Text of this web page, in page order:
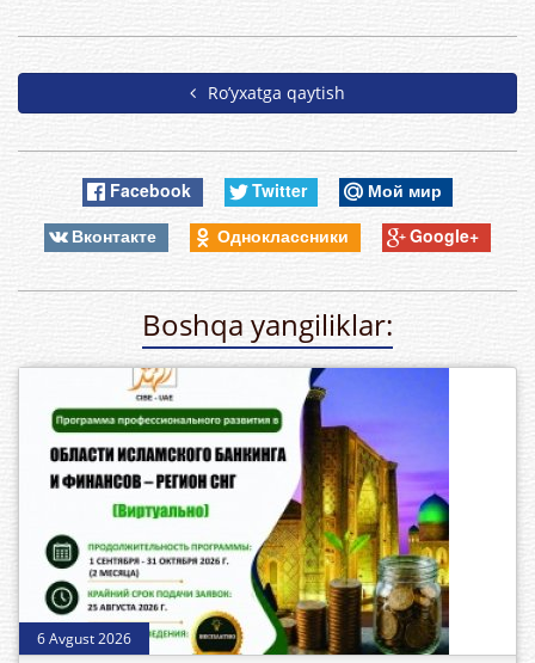
Ro’yxatga qaytish
Facebook Twitter
Мой мир
Вконтакте
Одноклассники Google+
Boshqa yangiliklar:
6 Avgust 2026